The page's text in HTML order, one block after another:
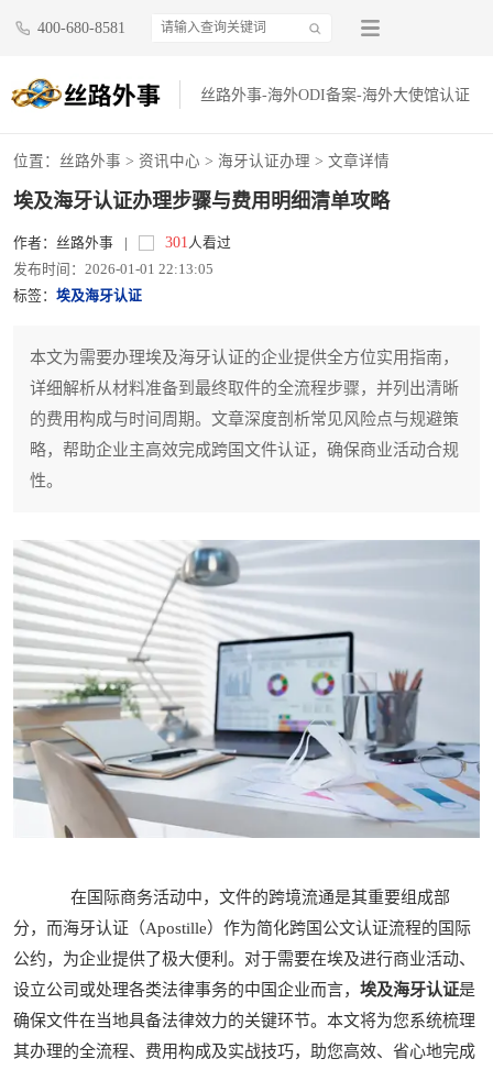
400-680-8581
丝路外事-海外ODI备案-海外大使馆认证
位置： 丝路外事 > 资讯中心 > 海牙认证办理 > 文章详情
埃及海牙认证办理步骤与费用明细清单攻略
作者：丝路外事 301人看过
发布时间：2026-01-01 22:13:05
标签： 埃及海牙认证
本文为需要办理埃及海牙认证的企业提供全方位实用指南，
详细解析从材料准备到最终取件的全流程步骤，并列出清晰
的费用构成与时间周期。文章深度剖析常见风险点与规避策
略，帮助企业主高效完成跨国文件认证，确保商业活动合规
性。
在国际商务活动中，文件的跨境流通是其重要组成部
分，而海牙认证（Apostille）作为简化跨国公文认证流程的国际
公约，为企业提供了极大便利。对于需要在埃及进行商业活动、
设立公司或处理各类法律事务的中国企业而言， 埃及海牙认证是
确保文件在当地具备法律效力的关键环节。本文将为您系统梳理
其办理的全流程、费用构成及实战技巧，助您高效、省心地完成